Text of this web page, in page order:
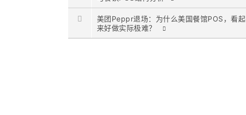
美团Peppr退场：为什么美国餐馆POS，看起
来好做实际极难？